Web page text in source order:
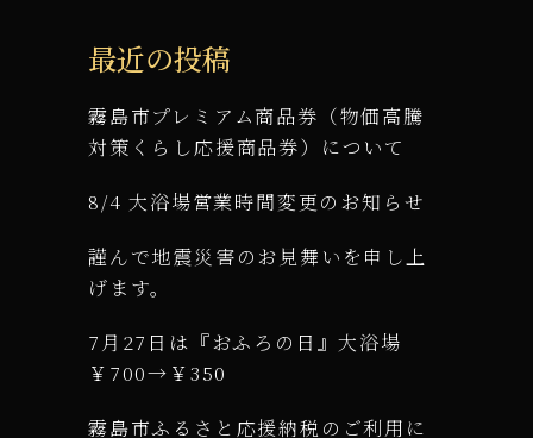
最近の投稿
霧島市プレミアム商品券（物価高騰
対策くらし応援商品券）について
8/4 大浴場営業時間変更のお知らせ
謹んで地震災害のお見舞いを申し上
げます。
7月27日は『おふろの日』大浴場
￥700→￥350
霧島市ふるさと応援納税のご利用に